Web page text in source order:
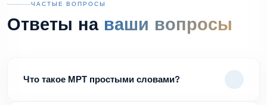
ЧАСТЫЕ ВОПРОСЫ
Ответы на ваши вопросы
Что такое МРТ простыми словами?